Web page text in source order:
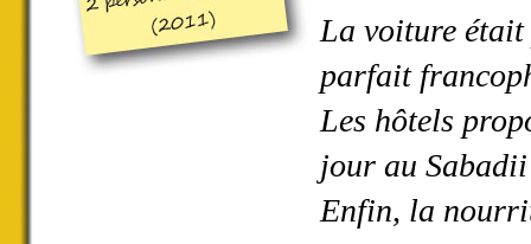
La voiture
parfait
Les hôtels
jour au
Enfin, la